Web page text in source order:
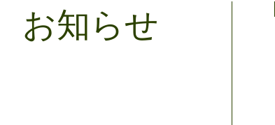
お知らせ